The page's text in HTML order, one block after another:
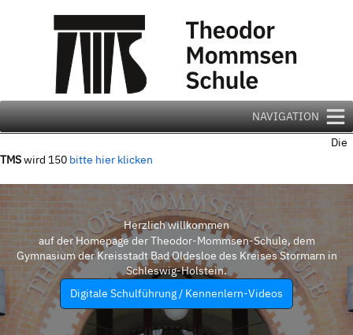
NAVIGATION
Die
TMSwird 150 bitte hier klicken
Herzlich willkommen
auf der Homepage der Theodor-Mommsen-Schule, dem
Gymnasium der Kreisstadt Bad Oldesloe des Kreises Stormarn in
Schleswig-Holstein.
Digitale Schulführung / Kennenlern-Videos